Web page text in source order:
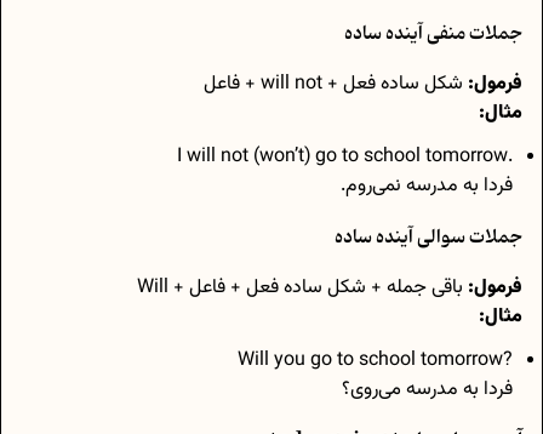
جملات منفی آینده ساده
فرمول: شکل ساده‌ فعل + will not + فاعل
مثال:
.I will not (won’t) go to school tomorrow
فردا به مدرسه نمی‌روم.
جملات سوالی آینده ساده
فرمول: باقی جمله + شکل ساده‌ فعل + فاعل + Will
مثال:
?Will you go to school tomorrow
فردا به مدرسه می‌روی؟